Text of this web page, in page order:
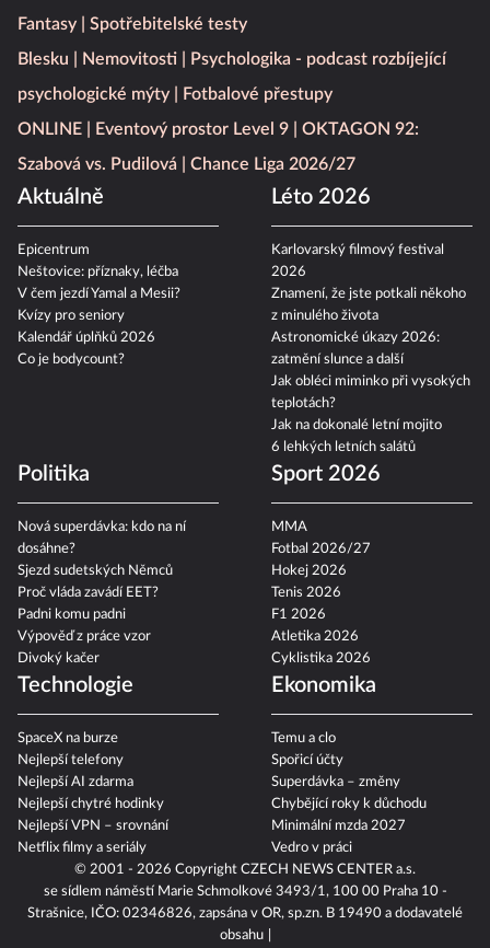
© 2001 - 2026 Copyright CZECH NEWS CENTER a.s.
se sídlem náměstí Marie Schmolkové 3493/1, 100 00 Praha 10 -
Strašnice, IČO: 02346826, zapsána v OR, sp.zn. B 19490 a dodavatelé
obsahu
Fantasy
Spotřebitelské testy
Blesku
Nemovitosti
Psychologika - podcast rozbíjející
psychologické mýty
Fotbalové přestupy
ONLINE
Eventový prostor Level 9
OKTAGON 92:
Szabová vs. Pudilová
Chance Liga 2026/27
Aktuálně
Epicentrum
Neštovice: příznaky, léčba
V čem jezdí Yamal a Mesii?
Kvízy pro seniory
Kalendář úplňků 2026
Co je bodycount?
Léto 2026
Karlovarský filmový festival
2026
Znamení, že jste potkali někoho
z minulého života
Astronomické úkazy 2026:
zatmění slunce a další
Jak obléci miminko při vysokých
teplotách?
Jak na dokonalé letní mojito
6 lehkých letních salátů
Politika
Nová superdávka: kdo na ní
dosáhne?
Sjezd sudetských Němců
Proč vláda zavádí EET?
Padni komu padni
Výpověď z práce vzor
Divoký kačer
Sport 2026
MMA
Fotbal 2026/27
Hokej 2026
Tenis 2026
F1 2026
Atletika 2026
Cyklistika 2026
Technologie
SpaceX na burze
Nejlepší telefony
Nejlepší AI zdarma
Nejlepší chytré hodinky
Nejlepší VPN – srovnání
Netflix filmy a seriály
Ekonomika
Temu a clo
Spořicí účty
Superdávka – změny
Chybějící roky k důchodu
Minimální mzda 2027
Vedro v práci